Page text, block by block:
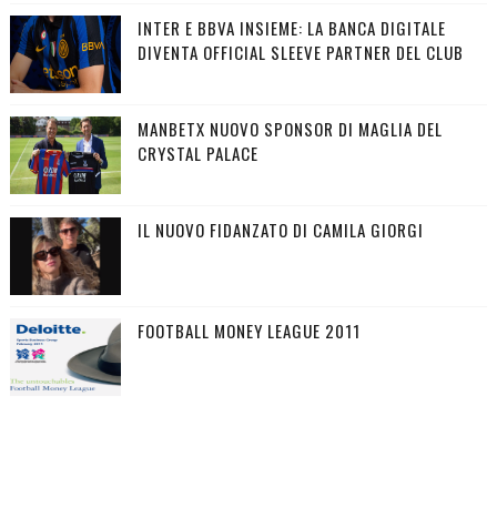
INTER E BBVA INSIEME: LA BANCA DIGITALE
DIVENTA OFFICIAL SLEEVE PARTNER DEL CLUB
MANBETX NUOVO SPONSOR DI MAGLIA DEL
CRYSTAL PALACE
IL NUOVO FIDANZATO DI CAMILA GIORGI
FOOTBALL MONEY LEAGUE 2011